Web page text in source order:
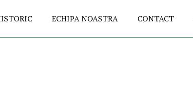
ECHIPA NOASTRA CONTACT